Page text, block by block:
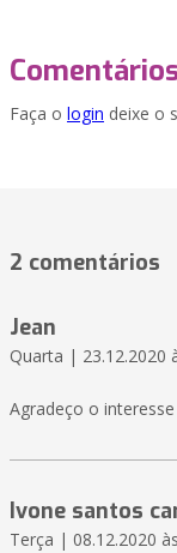
Faça o login deixe o
2 comentários
Jean
Quarta | 23.12.2020
Agradeço o
Ivone santos
Terça | 08.12.2020